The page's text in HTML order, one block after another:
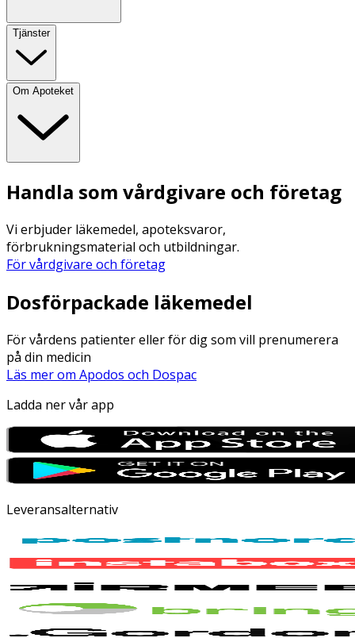
Tjänster
Om Apoteket
Handla som vårdgivare och företag
Vi erbjuder läkemedel, apoteksvaror,
förbrukningsmaterial och utbildningar.
För vårdgivare och företag
Dosförpackade läkemedel
För vårdens patienter eller för dig som vill prenumerera
på din medicin
Läs mer om Apodos och Dospac
Ladda ner vår app
Leveransalternativ